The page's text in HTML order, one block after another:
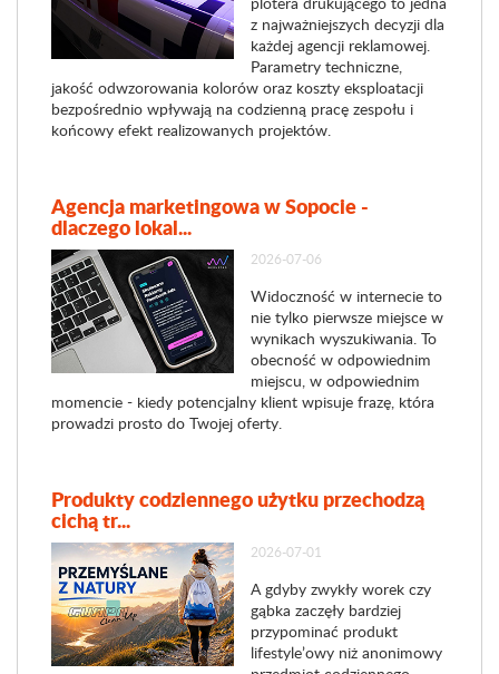
z najważniejszych decyzji dla
każdej agencji reklamowej.
Parametry techniczne,
jakość odwzorowania kolorów oraz koszty eksploatacji
bezpośrednio wpływają na codzienną pracę zespołu i
końcowy efekt realizowanych projektów.
Agencja marketingowa w Sopocie -
dlaczego lokal...
2026-07-06
Widoczność w internecie to
nie tylko pierwsze miejsce w
wynikach wyszukiwania. To
obecność w odpowiednim
miejscu, w odpowiednim
momencie - kiedy potencjalny klient wpisuje frazę, która
prowadzi prosto do Twojej oferty.
Produkty codziennego użytku przechodzą
cichą tr...
2026-07-01
A gdyby zwykły worek czy
gąbka zaczęły bardziej
przypominać produkt
lifestyle’owy niż anonimowy